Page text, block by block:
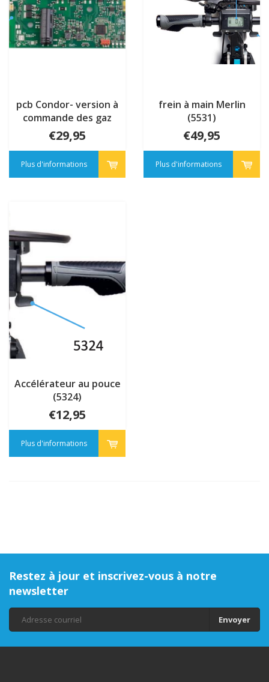
pcb Condor- version à
commande des gaz
€29,95
Plus d'informations
frein à main Merlin
(5531)
€49,95
Plus d'informations
Accélérateur au pouce
(5324)
€12,95
Plus d'informations
Restez à jour et inscrivez-vous à notre
newsletter
Envoyer